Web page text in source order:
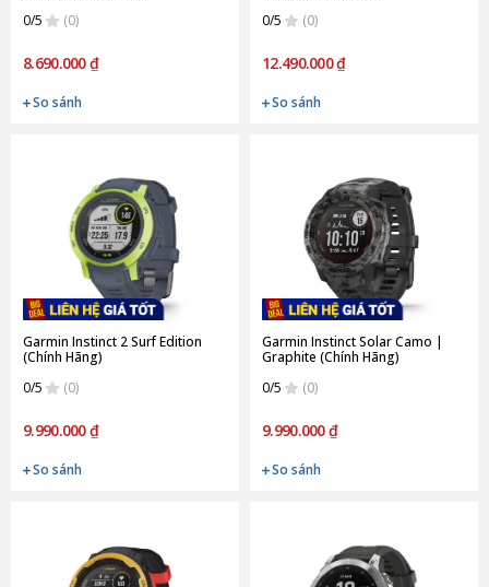
0/5
(0)
8.690.000 ₫
So sánh
0/5
(0)
12.490.000 ₫
So sánh
Garmin Instinct 2 Surf Edition
(Chính Hãng)
0/5
(0)
9.990.000 ₫
So sánh
Garmin Instinct Solar Camo |
Graphite (Chính Hãng)
0/5
(0)
9.990.000 ₫
So sánh